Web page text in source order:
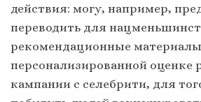
действия: могу, например,
переводить для
рекомендационные
персонализированной оценке
кампании с селебрити, для